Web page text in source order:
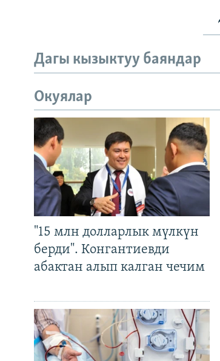
Дагы кызыктуу баяндар
Окуялар
"15 млн долларлык мүлкүн
берди". Конгантиевди
абактан алып калган чечим